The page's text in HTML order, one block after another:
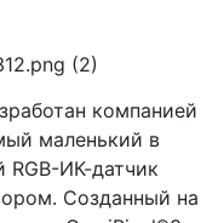
компанией
маленький в
RGB-ИК-датчик
Созданный на